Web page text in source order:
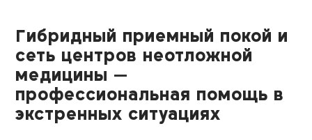
Гибридный приемный покой и
сеть центров неотложной
медицины —
профессиональная помощь в
экстренных ситуациях